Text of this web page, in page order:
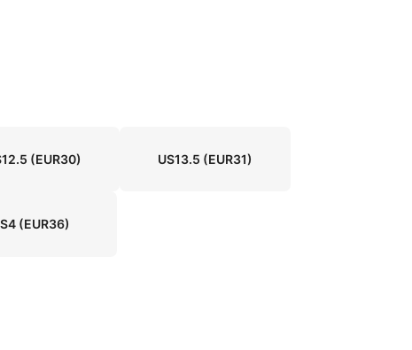
(EUR30) US13.5 (EUR31)
(EUR36)